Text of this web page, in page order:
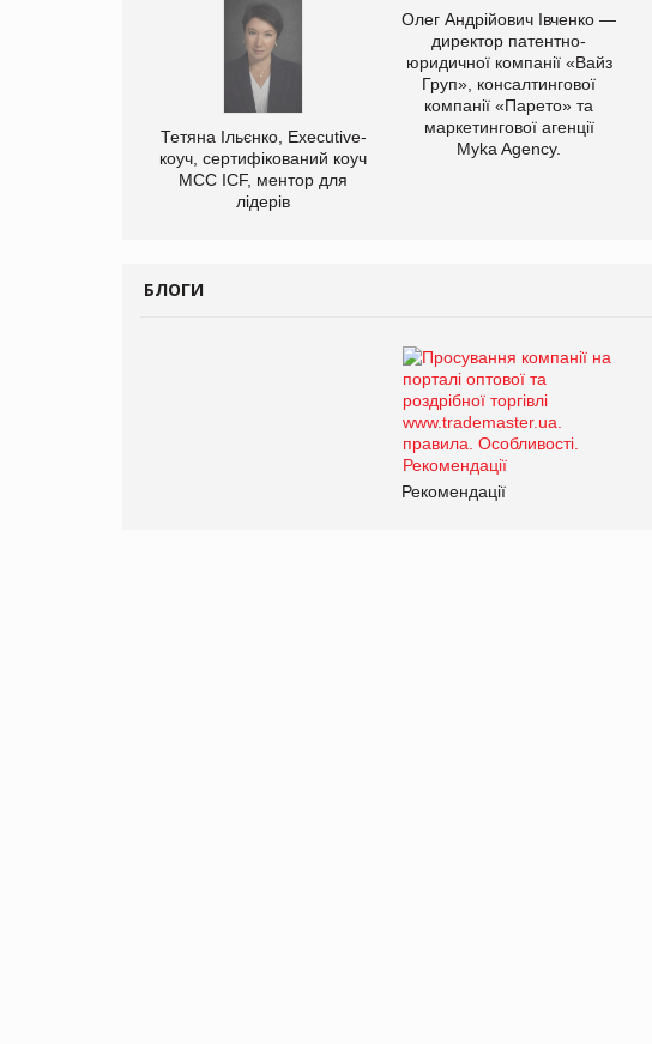
Тетяна Ільєнко, Executive-
коуч, сертифікований коуч
МСС ICF, ментор для
лідерів
Олег Андрійович Івченко —
директор патентно-
юридичної компанії «Вайз
Груп», консалтингової
компанії «Парето» та
маркетингової агенції
Myka Agency.
БЛОГИ
Рекомендації